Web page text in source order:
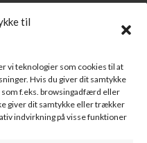
til
vi teknologier som cookies til at
Hvis du giver dit samtykke
som f.eks. browsingadfærd eller
giver dit samtykke eller trækker
indvirkning på visse funktioner